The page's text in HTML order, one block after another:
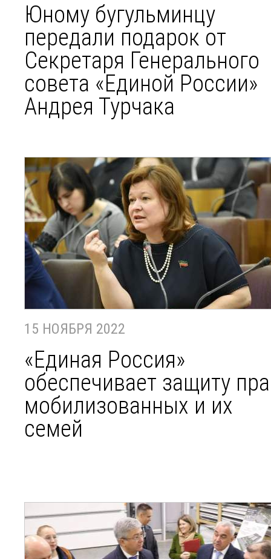
Юному бугульминцу
передали подарок от
Секретаря Генерального
совета «Единой России»
Андрея Турчака
15 НОЯБРЯ 2022
«Единая Россия»
обеспечивает защиту
мобилизованных и их
семей